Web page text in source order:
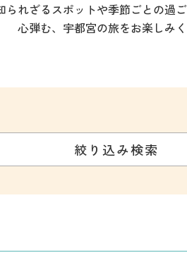
れざるスポットや季節ごとの過
心弾む、宇都宮の旅をお楽しみく
絞り込み検索